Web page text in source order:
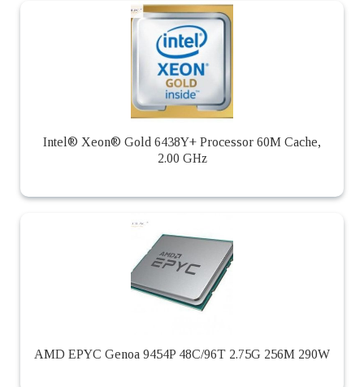
Intel® Xeon® Gold 6438Y+ Processor 60M Cache,
2.00 GHz
AMD EPYC Genoa 9454P 48C/96T 2.75G 256M 290W